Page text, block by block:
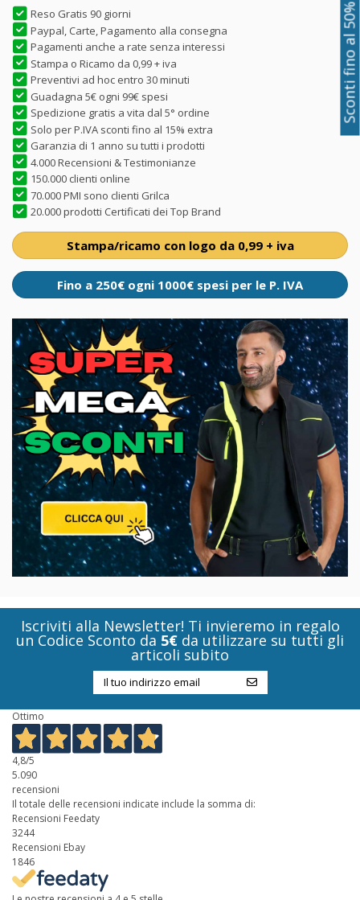
Reso Gratis 90 giorni
Paypal, Carte, Pagamento alla consegna
Pagamenti anche a rate senza interessi
Stampa o Ricamo da 0,99 + iva
Preventivi ad hoc entro 30 minuti
Guadagna 5€ ogni 99€ spesi
Spedizione gratis a vita dal 5° ordine
Solo per P.IVA sconti fino al 15% extra
Garanzia di 1 anno su tutti i prodotti
4.000 Recensioni & Testimonianze
150.000 clienti online
70.000 PMI sono clienti Grilca
20.000 prodotti Certificati dei Top Brand
Stampa/ricamo con logo da 0,99 + iva
Fino a 250€ ogni 1000€ spesi per le P. IVA
Iscriviti alla Newsletter! Ti invieremo in regalo
un Codice Sconto da 5€ da utilizzare su tutti gli
articoli subito
Ottimo
4,8/5
5.090
recensioni
Il totale delle recensioni indicate include la somma di:
Recensioni Feedaty
3244
Recensioni Ebay
1846
Sconti fino al 50%